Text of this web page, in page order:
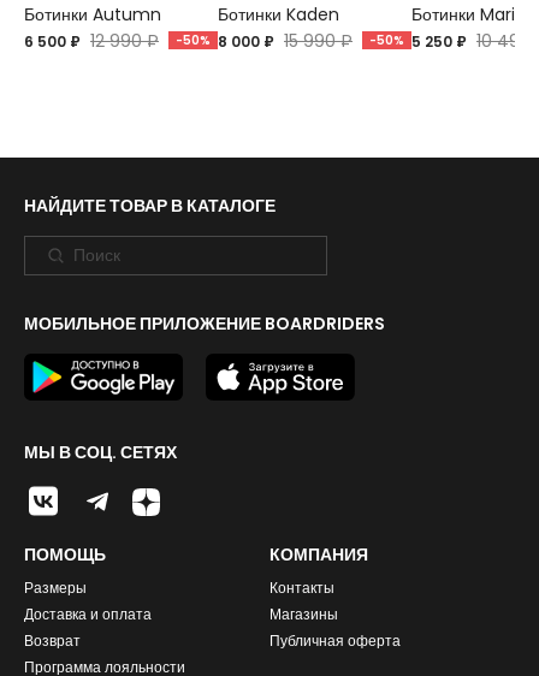
Ботинки Autumn
6 500 ₽ 12 990 ₽ -50%
Ботинки Kaden
8 000 ₽ 15 990 ₽ -50%
Ботинки Marion
5 250 ₽ 10 499
НАЙДИТЕ ТОВАР В КАТАЛОГЕ
МОБИЛЬНОЕ ПРИЛОЖЕНИЕ BOARDRIDERS
МЫ В СОЦ. СЕТЯХ
ПОМОЩЬ
Размеры
Доставка и оплата
Возврат
Программа лояльности
КОМПАНИЯ
Контакты
Магазины
Публичная оферта